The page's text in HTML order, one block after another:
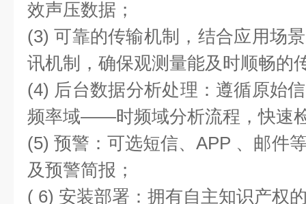
效声压数据；
(3) 可靠的传输机制，结合应用场
讯机制，确保观测量能及时顺畅的
(4) 后台数据分析处理：遵循原
频率域——时频域分析流程，快速
(5) 预警：可选短信、APP 、邮件
及预警简报；
( 6) 安装部署：拥有自主知识产权